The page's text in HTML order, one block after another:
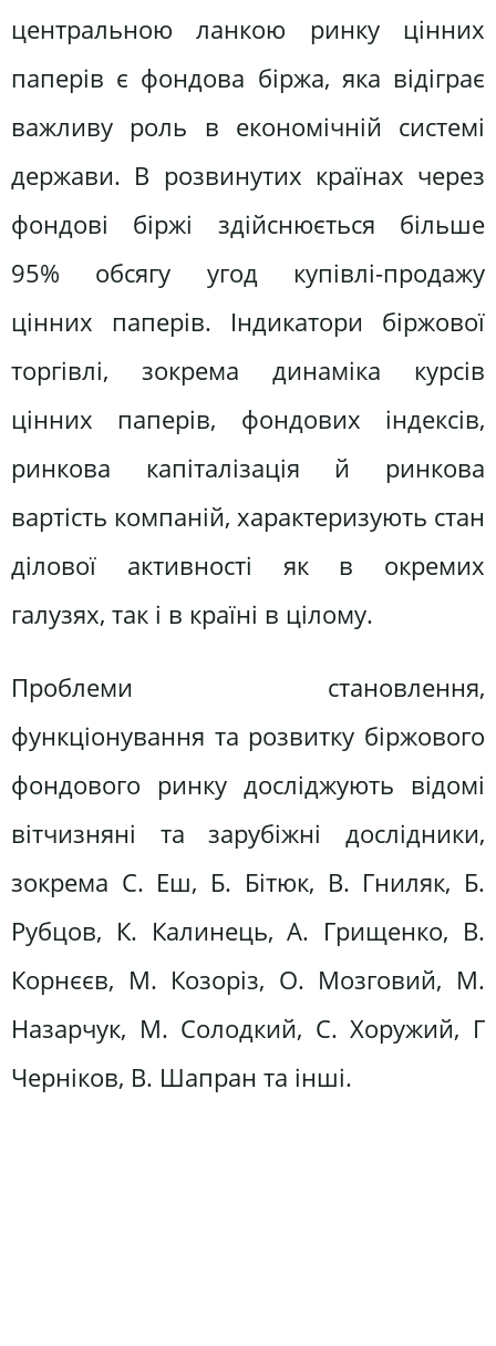
центральною ланкою ринку цінних
паперів є фондова біржа, яка відіграє
важливу роль в економічній системі
держави. В розвинутих країнах через
фондові біржі здійснюється більше
95% обсягу угод купівлі-продажу
цінних паперів. Індикатори біржової
торгівлі, зокрема динаміка курсів
цінних паперів, фондових індексів,
ринкова капіталізація й ринкова
вартість компаній, характеризують стан
ділової активності як в окремих
галузях, так і в країні в цілому.
Проблеми становлення,
функціонування та розвитку біржового
фондового ринку досліджують відомі
вітчизняні та зарубіжні дослідники,
зокрема С. Еш, Б. Бітюк, В. Гниляк, Б.
Рубцов, К. Калинець, А. Грищенко, В.
Корнєєв, М. Козоріз, О. Мозговий, М.
Назарчук, М. Солодкий, С. Хоружий, Г
Черніков, В. Шапран та інші.